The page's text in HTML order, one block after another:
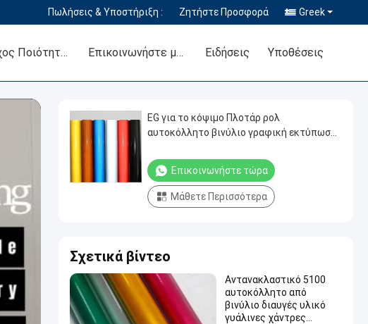
Πωλήσεις & Υποστήριξη : Ζητήστε Προσφορά Greek
Έλεγχος Ποιότητας Επικοινωνήστε μαζί μας Ειδήσεις Υποθέσεις
EG για το κόψιμο Πλοτάρ ρολ
αυτοκόλλητο βινύλιο γραφική εκτύπωση
Επικοινωνήστε τώρα
Μάθετε Περισσότερα
Σχετικά βίντεο
Αντανακλαστικό 5100
αυτοκόλλητο από
βινύλιο διαυγές υλικό
γυάλινες χάντρες